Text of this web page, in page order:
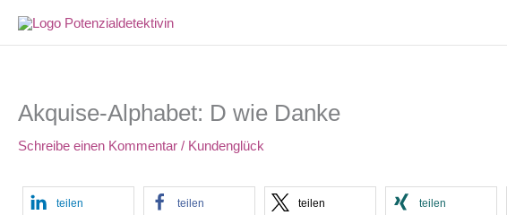
Inhalt
Akquise-Alphabet: D wie Danke
Schreibe einen Kommentar / Kundenglück
teilen teilen teilen teilen